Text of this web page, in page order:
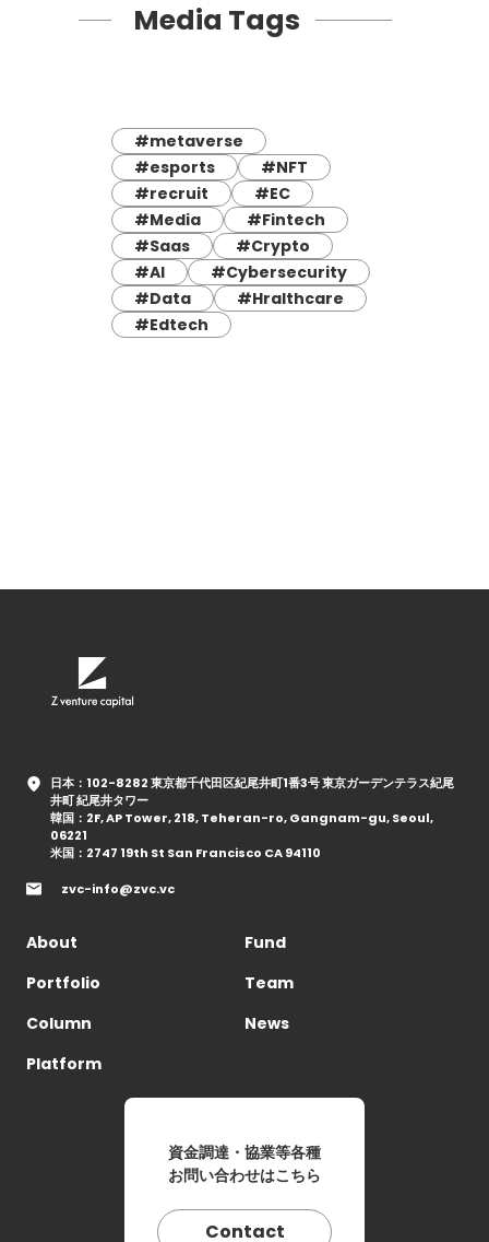
Media Tags
#metaverse
#esports
#NFT
#recruit
#EC
#Media
#Fintech
#Saas
#Crypto
#AI
#Cybersecurity
#Data
#Hralthcare
#Edtech
日本：102-8282 東京都千代田区紀尾井町1番3号 東京ガーデンテラス紀尾
井町 紀尾井タワー
韓国：2F, AP Tower, 218, Teheran-ro, Gangnam-gu, Seoul,
06221
米国：2747 19th St San Francisco CA 94110
zvc-info@zvc.vc
About
Fund
Portfolio
Team
Column
News
Platform
資金調達・協業等各種
お問い合わせはこちら
Contact